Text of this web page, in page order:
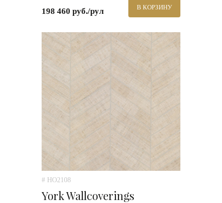
198 460 руб./рул В КОРЗИНУ
# HO2108
York Wallcoverings